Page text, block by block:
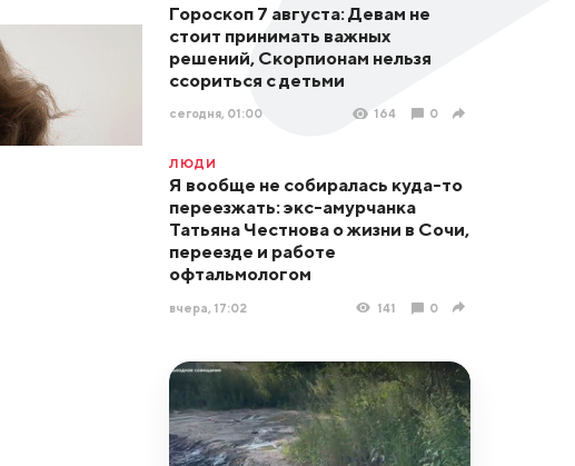
Гороскоп 7 августа: Девам не
стоит принимать важных
решений, Скорпионам нельзя
ссориться с детьми
сегодня, 01:00 164 0
ЛЮДИ
Я вообще не собиралась куда-то
переезжать: экс-амурчанка
Татьяна Честнова о жизни в Сочи,
переезде и работе
офтальмологом
вчера, 17:02 141 0